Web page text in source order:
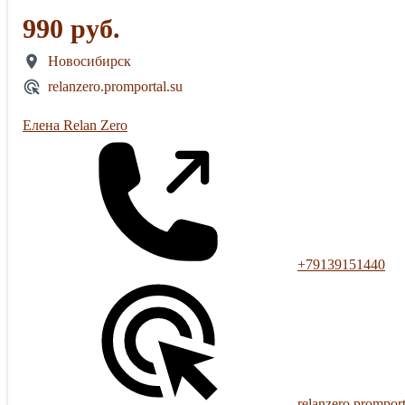
990 руб.
Новосибирск
relanzero.promportal.su
Елена Relan Zero
+79139151440